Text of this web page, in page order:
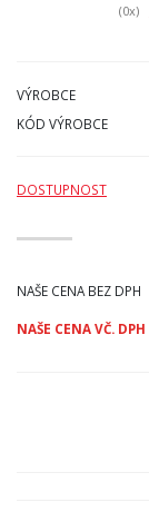
(0x)
VÝROBCE
KÓD VÝROBCE
DOSTUPNOST
NAŠE CENA BEZ DPH
NAŠE CENA VČ. DPH